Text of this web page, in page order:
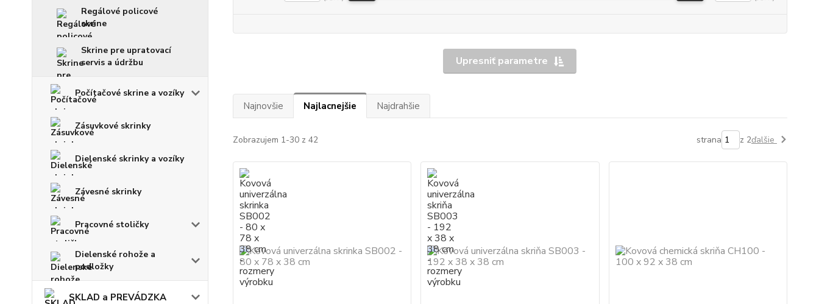
Regálové policové
skrine
Skrine pre upratovací
servis a údržbu
Počítačové skrine a vozíky
Zásuvkové skrinky
Dielenské skrinky a vozíky
Závesné skrinky
Pracovné stoličky
Dielenské rohože a
podložky
SKLAD a PREVÁDZKA
Upresniť parametre
Najnovšie Najlacnejšie Najdrahšie
Zobrazujem 1-30 z 42 strana z 2ďalšie